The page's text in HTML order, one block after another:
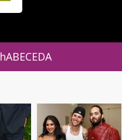
hABECEDA